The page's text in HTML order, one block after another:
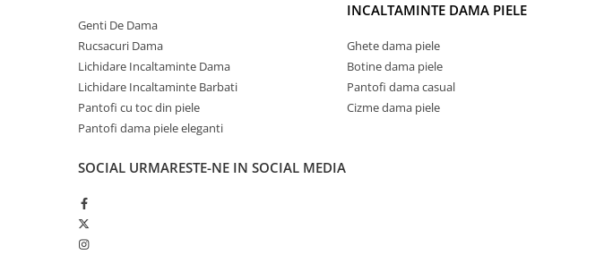
Genti De Dama
Rucsacuri Dama
Lichidare Incaltaminte Dama
Lichidare Incaltaminte Barbati
Pantofi cu toc din piele
Pantofi dama piele eleganti
INCALTAMINTE DAMA PIELE
Ghete dama piele
Botine dama piele
Pantofi dama casual
Cizme dama piele
SOCIAL URMARESTE-NE IN SOCIAL MEDIA